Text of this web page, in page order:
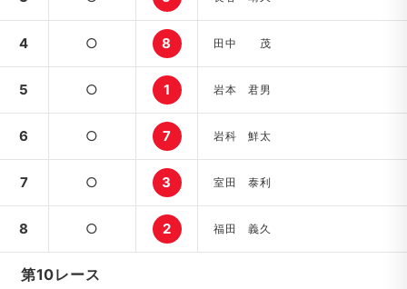
4 ○ 8 田中 茂
5 ○ 1 岩本 君男
6 ○ 7 岩科 鮮太
7 ○ 3 室田 泰利
8 ○ 2 福田 義久
第10レース